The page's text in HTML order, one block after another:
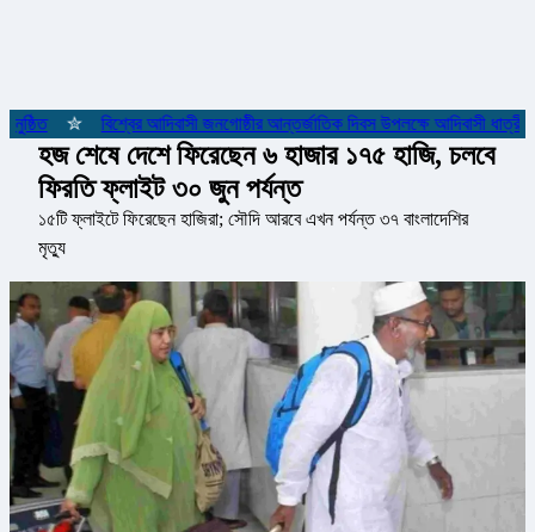
বিশ্বের আদিবাসী জনগোষ্ঠীর আন্তর্জাতিক দিবস উপলক্ষে আদিবাসী
হজ শেষে দেশে ফিরেছেন ৬ হাজার ১৭৫ হাজি, চলবে
ফিরতি ফ্লাইট ৩০ জুন পর্যন্ত
১৫টি ফ্লাইটে ফিরেছেন হাজিরা; সৌদি আরবে এখন পর্যন্ত ৩৭ বাংলাদেশির
মৃত্যু